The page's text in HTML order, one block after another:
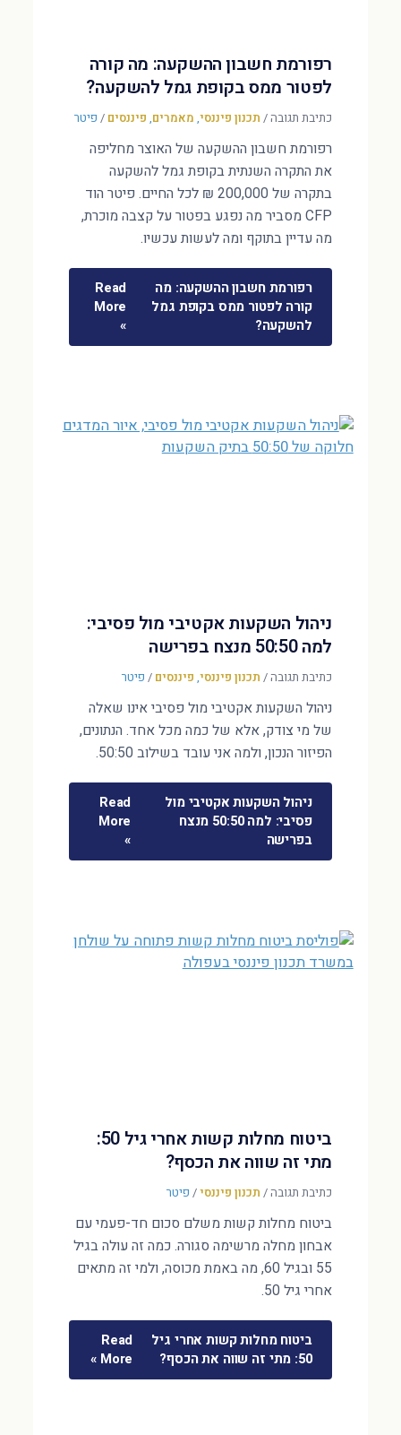
רפורמת חשבון ההשקעה: מה קורה
לפטור ממס בקופת גמל להשקעה?
כתיבת תגובה/ תכנון פיננסי, מאמרים, פיננסים / פיטר
רפורמת חשבון ההשקעה של האוצר מחליפה
את התקרה השנתית בקופת גמל להשקעה
בתקרה של 200,000 ₪ לכל החיים. פיטר הוד
CFP מסביר מה נפגע בפטור על קצבה מוכרת,
מה עדיין בתוקף ומה לעשות עכשיו.
רפורמת חשבון ההשקעה: מה
קורה לפטור ממס בקופת גמל
להשקעה?
Read
More
»
ניהול השקעות אקטיבי מול פסיבי:
למה 50:50 מנצח בפרישה
כתיבת תגובה/ תכנון פיננסי, פיננסים / פיטר
ניהול השקעות אקטיבי מול פסיבי אינו שאלה
של מי צודק, אלא של כמה מכל אחד. הנתונים,
הפיזור הנכון, ולמה אני עובד בשילוב 50:50.
ניהול השקעות אקטיבי מול
פסיבי: למה 50:50 מנצח
בפרישה
Read
More
»
ביטוח מחלות קשות אחרי גיל 50:
מתי זה שווה את הכסף?
כתיבת תגובה/ תכנון פיננסי/ פיטר
ביטוח מחלות קשות משלם סכום חד-פעמי עם
אבחון מחלה מרשימה סגורה. כמה זה עולה בגיל
55 ובגיל 60, מה באמת מכוסה, ולמי זה מתאים
אחרי גיל 50.
ביטוח מחלות קשות אחרי גיל
50: מתי זה שווה את הכסף?
Read
More »